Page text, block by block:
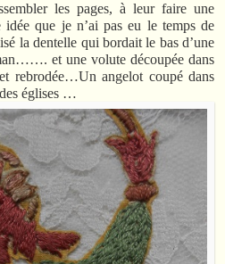
les pages, à leur faire une
idée que je n’ai pas eu le temps de
la dentelle qui bordait le bas d’une
et une volute découpée dans
rebrodée…Un angelot coupé dans
églises …